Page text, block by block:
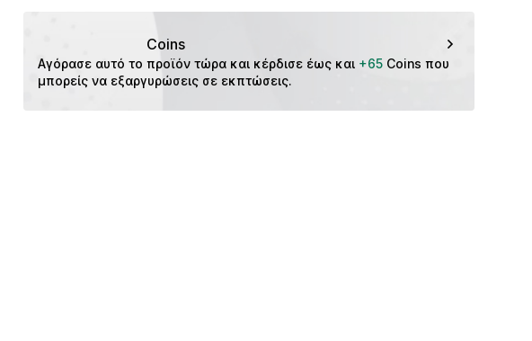
https://www.soliver.de/
Coins
Αγόρασε αυτό το προϊόν τώρα και κέρδισε έως και +65 Coins που
μπορείς να εξαργυρώσεις σε εκπτώσεις.